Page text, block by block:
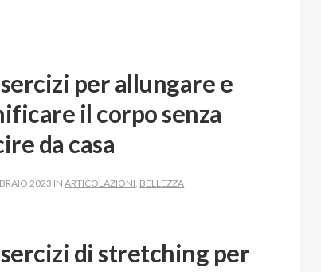
per allungare e
il corpo senza
da casa
2023 INARTICOLAZIONI BELLEZZA
di stretching per